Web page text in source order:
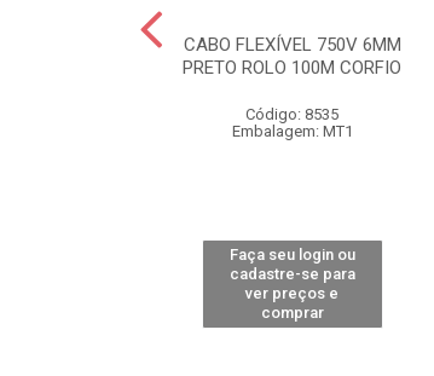
CABO FLEXÍVEL 750V 6MM
PRETO ROLO 100M CORFIO
Código: 8535
Embalagem: MT1
Faça seu login ou
cadastre-se para
ver preços e
comprar